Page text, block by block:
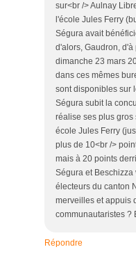
sur<br /> Aulnay
l'école Jules Ferry
Ségura avait
d'alors, Gaudron, d'à
dimanche 23 mars
dans ces mêmes
sont disponibles sur
Ségura subit la
réalise ses plus gros
école Jules Ferry
plus de 10<br />
mais à 20 points
Ségura et
électeurs du canton
merveilles et appuis
communautaristes ?
Répondre